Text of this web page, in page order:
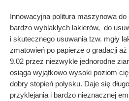
Innowacyjna politura maszynowa
bardzo wyblakłych lakierów, do
i skutecznego usuwania tzw. mgły
zmatowień po papierze o gradacji
9.02 przez niezwykle jednorodne
osiąga wyjątkowo wysoki poziom
dobry stopień połysku. Daje się
przyklejania i bardzo nieznacznej